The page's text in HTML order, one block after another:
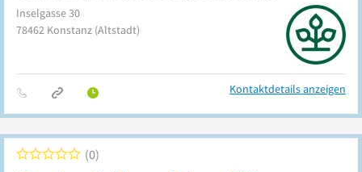
Inselgasse 30
78462 Konstanz (Altstadt)
Kontaktdetails anzeigen
0